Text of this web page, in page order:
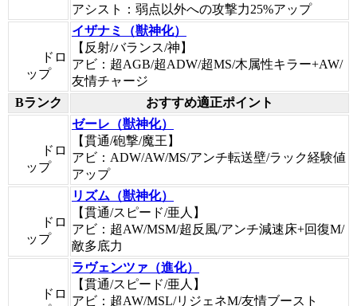
アシスト：弱点以外への攻撃力25%アップ
ドロ
ップ
イザナミ（獣神化）
【反射/バランス/神】
アビ：超AGB/超ADW/超MS/木属性キラー+AW/
友情チャージ
Bランク
おすすめ適正ポイント
ドロ
ップ
ゼーレ（獣神化）
【貫通/砲撃/魔王】
アビ：ADW/AW/MS/アンチ転送壁/ラック経験値
アップ
ドロ
ップ
リズム（獣神化）
【貫通/スピード/亜人】
アビ：超AW/MSM/超反風/アンチ減速床+回復M/
敵多底力
ドロ
ラヴェンツァ（進化）
【貫通/スピード/亜人】
アビ：超AW/MSL/リジェネM/友情ブースト